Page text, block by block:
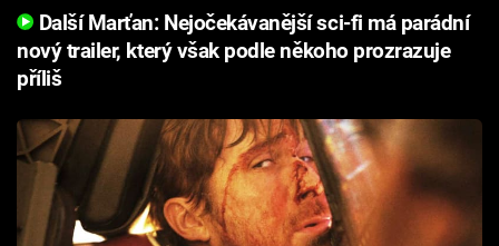
Sledujte nás
Další Marťan: Nejočekávanější sci-fi má parádní
nový trailer, který však podle někoho prozrazuje
příliš